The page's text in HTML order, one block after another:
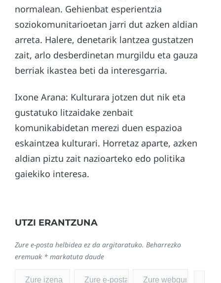
normalean. Gehienbat esperientzia
soziokomunitarioetan jarri dut azken aldian
arreta. Halere, denetarik lantzea gustatzen
zait, arlo desberdinetan murgildu eta gauza
berriak ikastea beti da interesgarria.
Ixone Arana: Kulturara jotzen dut nik eta
gustatuko litzaidake zenbait
komunikabidetan merezi duen espazioa
eskaintzea kulturari. Horretaz aparte, azken
aldian piztu zait nazioarteko edo politika
gaiekiko interesa.
UTZI ERANTZUNA
Zure e-posta helbidea ez da argitaratuko. Beharrezko
eremuak * markatuta daude